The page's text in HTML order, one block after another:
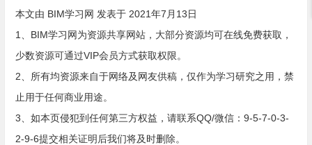
本文由 BIM学习网 发表于 2021年7月13日
1、BIM学习网为资源共享网站，大部分资源均可在线免费获取，
少数资源可通过VIP会员方式获取权限。
2、所有均资源来自于网络及网友供稿，仅作为学习研究之用，禁
止用于任何商业用途。
3、如本页侵犯到任何第三方权益，请联系QQ/微信：9-5-7-0-3-
2-9-6提交相关证明后我们将及时删除。